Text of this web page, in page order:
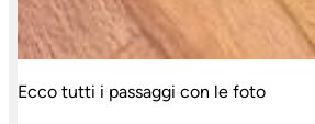
Ecco tutti i passaggi con le foto